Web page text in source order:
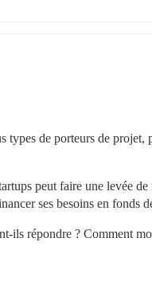
de porteurs de projet,
peut faire une levée
ses besoins en fonds
ils répondre ? Comment